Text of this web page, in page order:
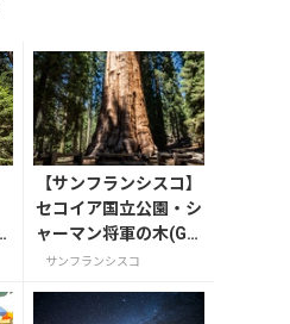
【サンフランシスコ】
セコイア国立公園・シ
ャーマン将軍の木(Ge
neral Sherman Tree)
サンフランシスコ